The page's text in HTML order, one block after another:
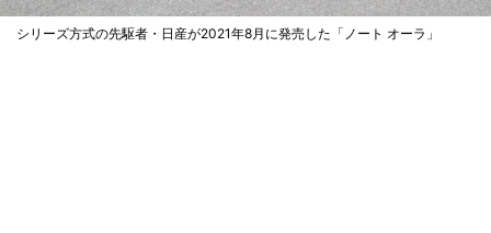
シリーズ方式の先駆者・日産が2021年8月に発売した「ノート オーラ」